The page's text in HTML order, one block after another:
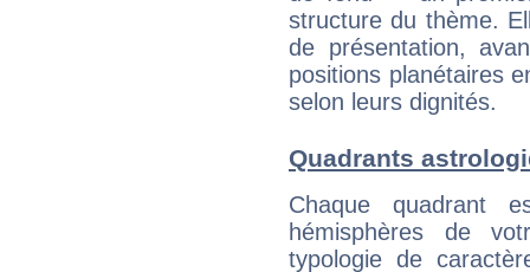
structure du thème.
de présentation,
positions planétaires
selon leurs dignités.
Quadrants
Chaque quadrant
hémisphères de
typologie de